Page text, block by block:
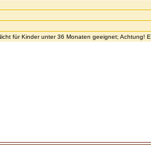
für Kinder unter 36 Monaten geeignet; Achtung!